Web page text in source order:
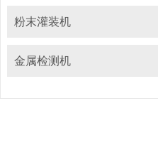
粉末灌装机
金属检测机